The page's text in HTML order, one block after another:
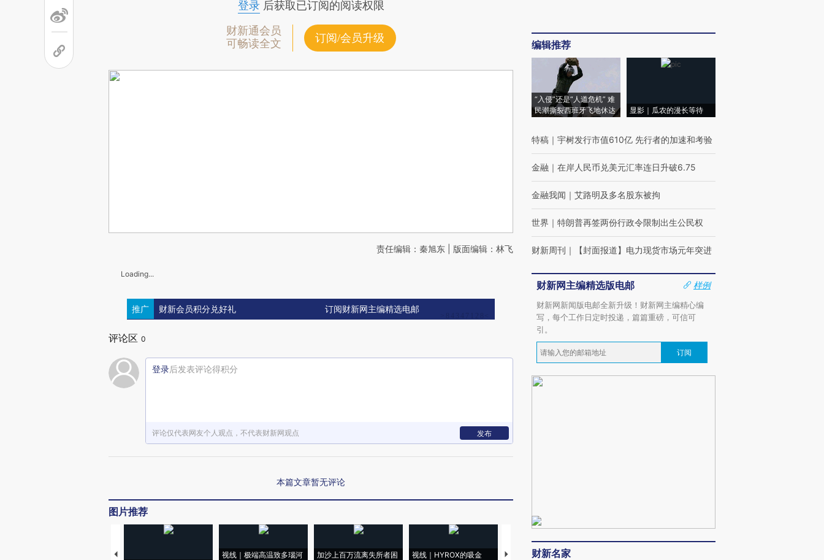
登录后获取已订阅的阅读权限
财新通会员
可畅读全文
订阅/会员升级
责任编辑：秦旭东 | 版面编辑：林飞
Loading...
推广 财新会员积分兑好礼 订阅财新网主编精选电邮
评论区 0
登录后发表评论得积分
评论仅代表网友个人观点，不代表财新网观点 发布
本篇文章暂无评论
图片推荐
视线｜极端高温致多瑙河
加沙上百万流离失所者困
视线｜HYROX的吸金
马航飞行员跨国走私7万
编辑推荐
“入侵”还是“人道危机” 难
民潮撕裂西班牙飞地休达
显影｜瓜农的漫长等待
特稿 ｜ 宇树发行市值610亿 先行者的加速和考验
金融 ｜ 在岸人民币兑美元汇率连日升破6.75
金融我闻 ｜ 艾路明及多名股东被拘
世界 ｜ 特朗普再签两份行政令限制出生公民权
财新周刊 ｜ 【封面报道】电力现货市场元年突进
财新网主编精选版电邮
样例
财新网新闻版电邮全新升级！财新网主编精心编
写，每个工作日定时投递，篇篇重磅，可信可
引。
订阅
财新名家